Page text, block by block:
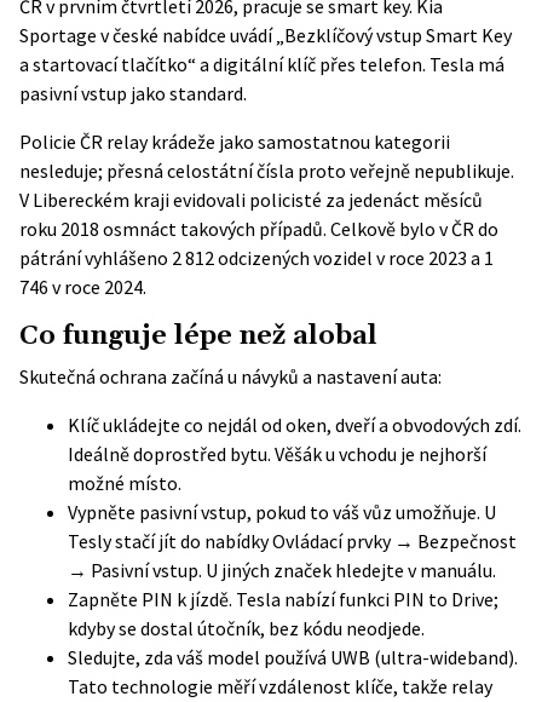
ČR v prvním čtvrtletí 2026, pracuje se smart key. Kia
Sportage v české nabídce uvádí „Bezklíčový vstup Smart Key
a startovací tlačítko“ a digitální klíč přes telefon. Tesla má
pasivní vstup jako standard.
Policie ČR relay krádeže jako samostatnou kategorii
nesleduje; přesná celostátní čísla proto veřejně nepublikuje.
V Libereckém kraji evidovali policisté za jedenáct měsíců
roku 2018 osmnáct takových případů. Celkově bylo v ČR do
pátrání vyhlášeno 2 812 odcizených vozidel v roce 2023 a 1
746 v roce 2024.
Co funguje lépe než alobal
Skutečná ochrana začíná u návyků a nastavení auta:
Klíč ukládejte co nejdál od oken, dveří a obvodových zdí.
Ideálně doprostřed bytu. Věšák u vchodu je nejhorší
možné místo.
Vypněte pasivní vstup, pokud to váš vůz umožňuje. U
Tesly stačí jít do nabídky Ovládací prvky → Bezpečnost
→ Pasivní vstup. U jiných značek hledejte v manuálu.
Zapněte PIN k jízdě. Tesla nabízí funkci PIN to Drive;
kdyby se dostal útočník, bez kódu neodjede.
Sledujte, zda váš model používá UWB (ultra-wideband).
Tato technologie měří vzdálenost klíče, takže relay